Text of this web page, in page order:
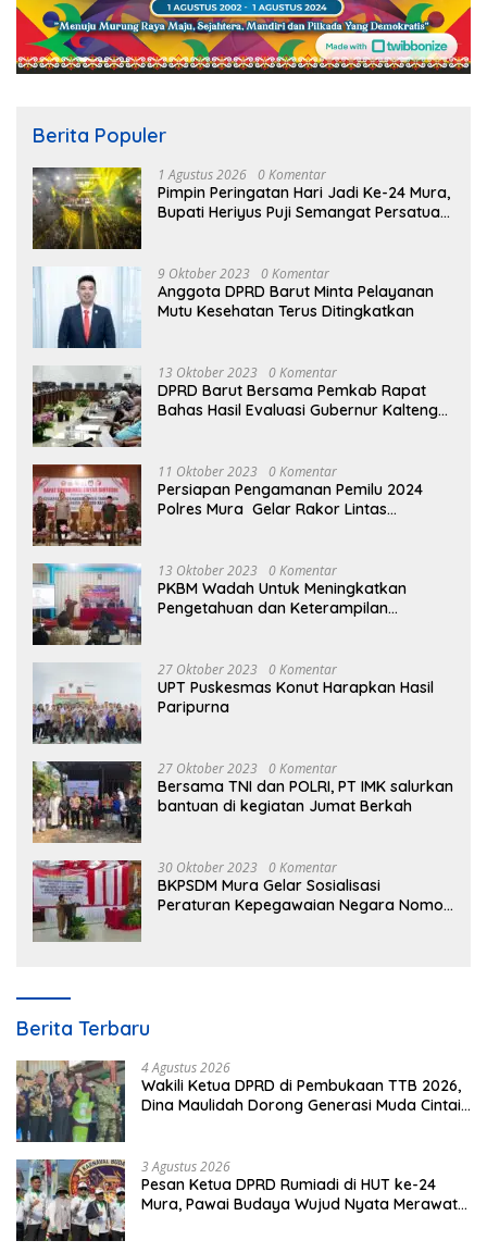
Berita Populer
1 Agustus 2026 0 Komentar
Pimpin Peringatan Hari Jadi Ke-24 Mura,
Bupati Heriyus Puji Semangat Persatuan
9 Oktober 2023 0 Komentar
Anggota DPRD Barut Minta Pelayanan
Mutu Kesehatan Terus Ditingkatkan
13 Oktober 2023 0 Komentar
DPRD Barut Bersama Pemkab Rapat
Bahas Hasil Evaluasi Gubernur Kalteng
11 Oktober 2023 0 Komentar
Persiapan Pengamanan Pemilu 2024
Polres Mura Gelar Rakor Lintas
13 Oktober 2023 0 Komentar
PKBM Wadah Untuk Meningkatkan
Pengetahuan dan Keterampilan
27 Oktober 2023 0 Komentar
UPT Puskesmas Konut Harapkan Hasil
Paripurna
27 Oktober 2023 0 Komentar
Bersama TNI dan POLRI, PT IMK salurkan
bantuan di kegiatan Jumat Berkah
30 Oktober 2023 0 Komentar
BKPSDM Mura Gelar Sosialisasi
Peraturan Kepegawaian Negara Nomor
Berita Terbaru
4 Agustus 2026
Wakili Ketua DPRD di Pembukaan TTB 2026,
Dina Maulidah Dorong Generasi Muda Cintai
3 Agustus 2026
Pesan Ketua DPRD Rumiadi di HUT ke-24
Mura, Pawai Budaya Wujud Nyata Merawat